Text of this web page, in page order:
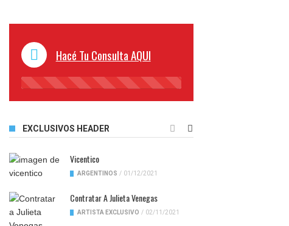
Hacé Tu Consulta AQUI
45%
EXCLUSIVOS HEADER
Vicentico
ARGENTINOS / 01/12/2021
Contratar A Julieta Venegas
ARTISTA EXCLUSIVO / 02/11/2021